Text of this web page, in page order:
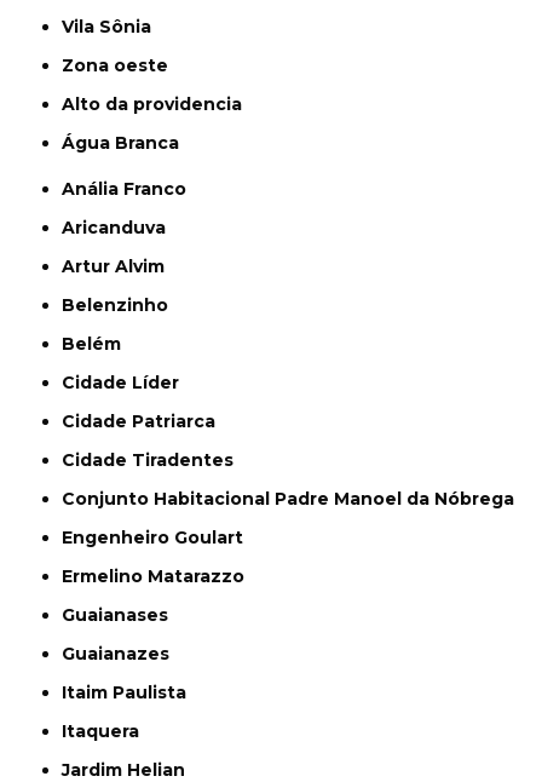
Vila Sônia
Zona oeste
alto da providencia
Água Branca
Anália Franco
Aricanduva
Artur Alvim
Belenzinho
Belém
Cidade Líder
Cidade Patriarca
Cidade Tiradentes
Conjunto Habitacional Padre Manoel da Nóbrega
Engenheiro Goulart
Ermelino Matarazzo
Guaianases
Guaianazes
Itaim Paulista
Itaquera
Jardim Helian